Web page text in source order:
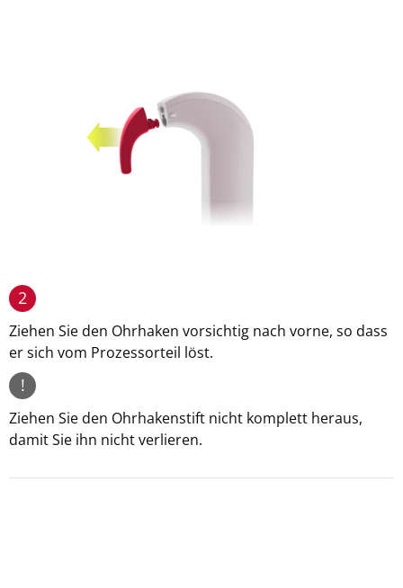
2
Ziehen Sie den Ohrhaken vorsichtig nach vorne, so dass
er sich vom Prozessorteil löst.
!
Ziehen Sie den Ohrhakenstift nicht komplett heraus,
damit Sie ihn nicht verlieren.